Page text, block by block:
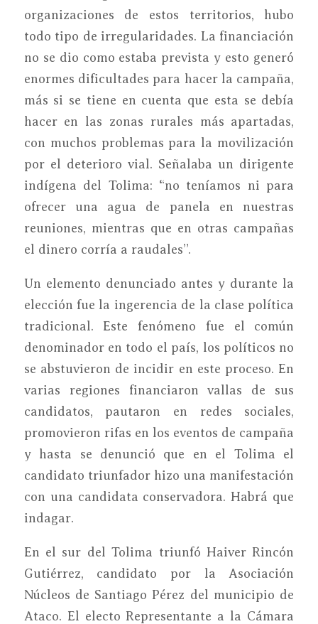
organizaciones de estos territorios, hubo
todo tipo de irregularidades. La financiación
no se dio como estaba prevista y esto generó
enormes dificultades para hacer la campaña,
más si se tiene en cuenta que esta se debía
hacer en las zonas rurales más apartadas,
con muchos problemas para la movilización
por el deterioro vial. Señalaba un dirigente
indígena del Tolima: “no teníamos ni para
ofrecer una agua de panela en nuestras
reuniones, mientras que en otras campañas
el dinero corría a raudales”.
Un elemento denunciado antes y durante la
elección fue la ingerencia de la clase política
tradicional. Este fenómeno fue el común
denominador en todo el país, los políticos no
se abstuvieron de incidir en este proceso. En
varias regiones financiaron vallas de sus
candidatos, pautaron en redes sociales,
promovieron rifas en los eventos de campaña
y hasta se denunció que en el Tolima el
candidato triunfador hizo una manifestación
con una candidata conservadora. Habrá que
indagar.
En el sur del Tolima triunfó Haiver Rincón
Gutiérrez, candidato por la Asociación
Núcleos de Santiago Pérez del municipio de
Ataco. El electo Representante a la Cámara